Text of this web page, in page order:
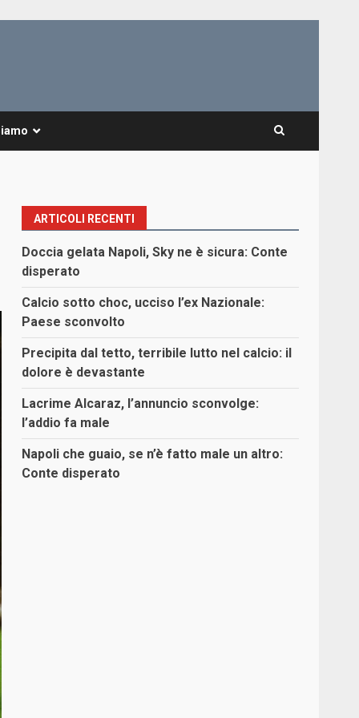
ARTICOLI RECENTI
Doccia gelata Napoli, Sky ne è sicura: Conte
disperato
Calcio sotto choc, ucciso l’ex Nazionale:
Paese sconvolto
Precipita dal tetto, terribile lutto nel calcio: il
dolore è devastante
Lacrime Alcaraz, l’annuncio sconvolge:
l’addio fa male
Napoli che guaio, se n’è fatto male un altro:
Conte disperato